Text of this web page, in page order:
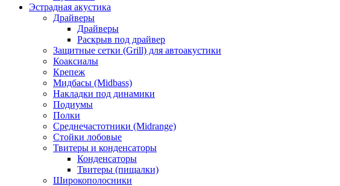
Эстрадная акустика
Драйверы
Драйверы
Раскрыв под драйвер
Защитные сетки (Grill) для автоакустики
Коаксиалы
Крепеж
Мидбасы (Midbass)
Накладки под динамики
Подиумы
Полки
Среднечастотники (Midrange)
Стойки лобовые
Твитеры и конденсаторы
Конденсаторы
Твитеры (пищалки)
Широкополосники